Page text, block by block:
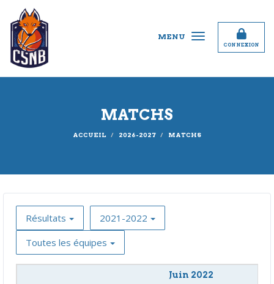
CONNEXION
MENU
MATCHS
ACCUEIL 2026-2027 MATCHS
Résultats
2021-2022
Toutes les équipes
Juin 2022
Panneau de gestion des cookies